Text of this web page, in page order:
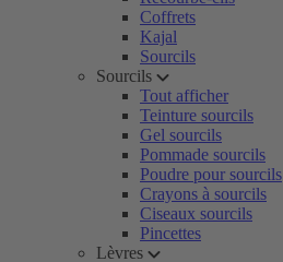
Coffrets
Kajal
Sourcils
Sourcils
Tout afficher
Teinture sourcils
Gel sourcils
Pommade sourcils
Poudre pour sourcils
Crayons à sourcils
Ciseaux sourcils
Pincettes
Lèvres